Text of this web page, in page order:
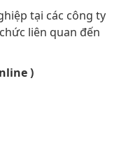
tại các công ty
liên quan đến
)